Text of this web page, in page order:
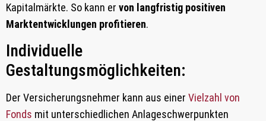
Kapitalmärkte. So kann er von langfristig positiven
Marktentwicklungen profitieren.
Individuelle
Gestaltungsmöglichkeiten:
Der Versicherungsnehmer kann aus einer Vielzahl von
Fonds mit unterschiedlichen Anlageschwerpunkten